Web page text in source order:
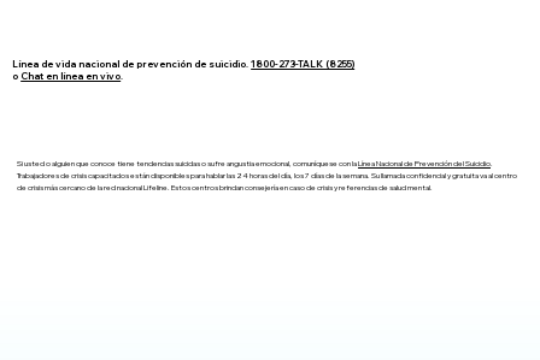
Línea de vida nacional de prevención de suicidio.1800-273-TALK (8255)
o Chat en línea en vivo.
Si usted o alguien que conoce tiene tendencias suicidas o sufre angustia emocional, comuníquese con laLínea Nacional de Prevención del Suicidio.
Trabajadores de crisis capacitados están disponibles para hablar las 24 horas del día, los 7 días de la semana. Su llamada confidencial y gratuita va al centro
de crisis más cercano de la red nacional Lifeline. Estos centros brindan consejería en caso de crisis y referencias de salud mental.